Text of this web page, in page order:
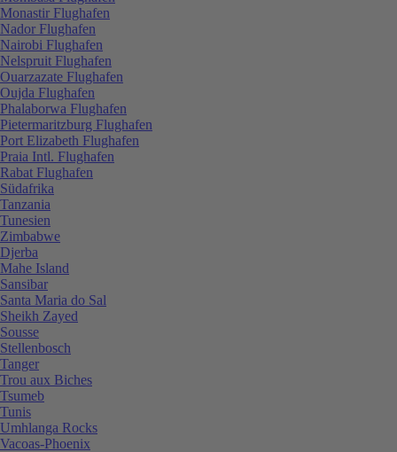
Monastir Flughafen
Nador Flughafen
Nairobi Flughafen
Nelspruit Flughafen
Ouarzazate Flughafen
Oujda Flughafen
Phalaborwa Flughafen
Pietermaritzburg Flughafen
Port Elizabeth Flughafen
Praia Intl. Flughafen
Rabat Flughafen
Südafrika
Tanzania
Tunesien
Zimbabwe
Djerba
Mahe Island
Sansibar
Santa Maria do Sal
Sheikh Zayed
Sousse
Stellenbosch
Tanger
Trou aux Biches
Tsumeb
Tunis
Umhlanga Rocks
Vacoas-Phoenix